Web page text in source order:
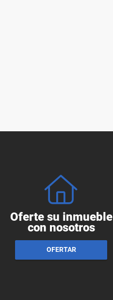
Oferte su inmueble
con nosotros
OFERTAR